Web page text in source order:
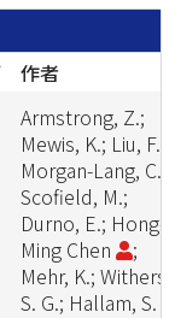
作者
Armstrong, Z.;
Mewis, K.; Liu, F.;
Morgan-Lang, C.;
Scofield, M.;
Durno, E.; Hong-
Ming Chen
;
Mehr, K.; Withers,
S. G.; Hallam, S.